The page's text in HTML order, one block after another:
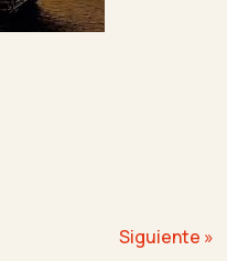
Siguiente »